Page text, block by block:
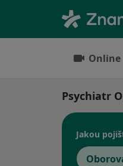
Psychiatr
Jakou